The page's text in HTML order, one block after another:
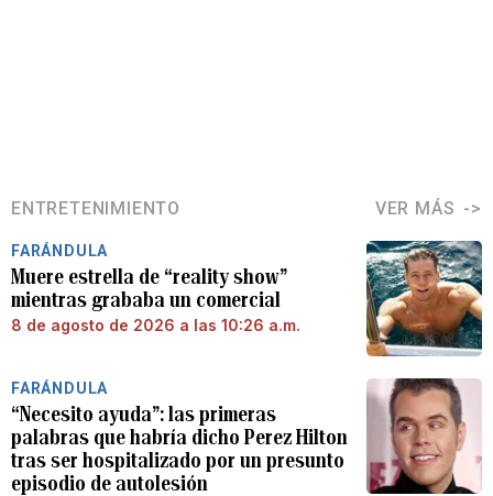
ENTRETENIMIENTO VER MÁS
FARÁNDULA
Muere estrella de “reality show”
mientras grababa un comercial
8 de agosto de 2026 a las 10:26 a.m.
FARÁNDULA
“Necesito ayuda”: las primeras
palabras que habría dicho Perez Hilton
tras ser hospitalizado por un presunto
episodio de autolesión